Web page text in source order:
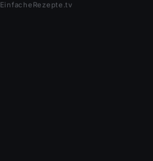
EinfacheRezepte.tv